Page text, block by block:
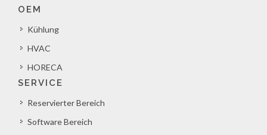
OEM
Kühlung
HVAC
HORECA
SERVICE
Reservierter Bereich
Software Bereich